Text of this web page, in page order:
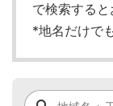
で検索すると
*地名だけで